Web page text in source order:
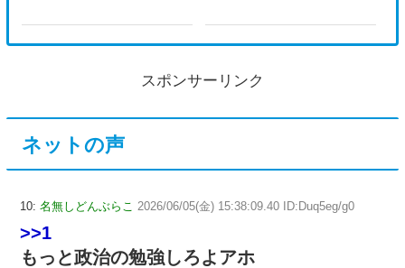
スポンサーリンク
ネットの声
10: 名無しどんぶらこ 2026/06/05(金) 15:38:09.40 ID:Duq5eg/g0
>>1
もっと政治の勉強しろよアホ